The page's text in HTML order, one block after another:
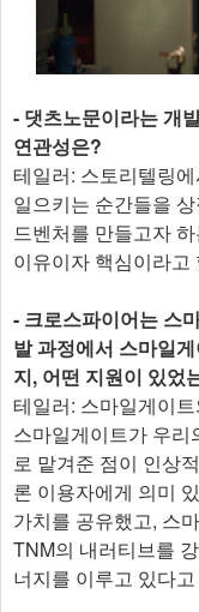
- 댓츠노문이라는 개
연관성은?
테일러: 스토리텔링
일으키는 순간들을
드벤처를 만들고자
이유이자 핵심이라고
- 크로스파이어는 스
발 과정에서 스마일
지, 어떤 지원이 있었
테일러: 스마일게이
스마일게이트가 우리
로 맡겨준 점이 인상
론 이용자에게 의미
가치를 공유했고, 스
TNM의 내러티브를
너지를 이루고 있다